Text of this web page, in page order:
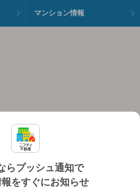
らプッシュ通知で
をすぐにお知らせ
マンション情報
護ポリシー 利用規約